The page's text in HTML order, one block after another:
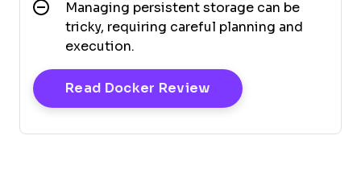
Managing persistent storage can be
tricky, requiring careful planning and
execution.
Read Docker ReviewOpens New Window